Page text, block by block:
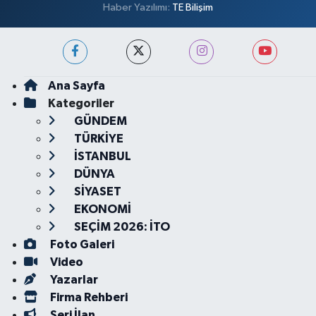
Haber Yazılımı: TE Bilişim
Ana Sayfa
Kategoriler
GÜNDEM
TÜRKİYE
İSTANBUL
DÜNYA
SİYASET
EKONOMİ
SEÇİM 2026: İTO
Foto Galeri
Video
Yazarlar
Firma Rehberi